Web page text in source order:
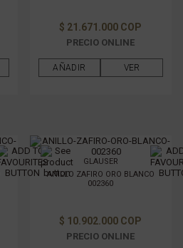
$ 21.671.000 COP
PRECIO ONLINE
AÑADIR VER
GLAUSER
ANILLO ZAFIRO ORO BLANCO
002360
$ 10.902.000 COP
PRECIO ONLINE